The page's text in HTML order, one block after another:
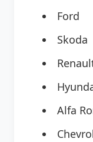
Ford
Skoda
Alfa